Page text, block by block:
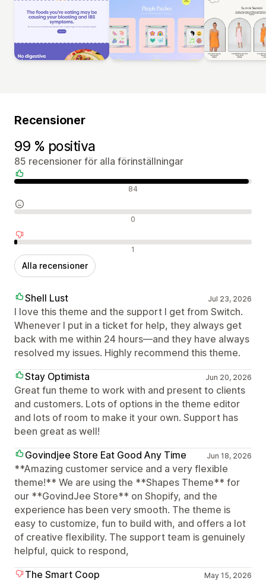
Recensioner
99 % positiva
85 recensioner för alla förinställningar
Positiva recensioner 84
Neutrala recensioner 0
Negativa recensioner 1
Alla recensioner
Shell Lust Jul 23, 2026
I love this theme and the support I get from Switch.
Whenever I put in a ticket for help, they always get
back with me within 24 hours—and they have always
resolved my issues. Highly recommend this theme.
Stay Optimista
Jun 20, 2026
Great fun theme to work with and present to clients
and customers. Lots of options in the theme editor
and lots of room to make it your own. Support has
been great as well!
Govindjee Store Eat Good Any Time
Jun 18, 2026
**Amazing customer service and a very flexible
theme!** We are using the **Shapes Theme** for
our **GovindJee Store** on Shopify, and the
experience has been very smooth. The theme is
easy to customize, fun to build with, and offers a lot
of creative flexibility. The support team is genuinely
helpful, quick to respond,
The Smart Coop
May 15, 2026